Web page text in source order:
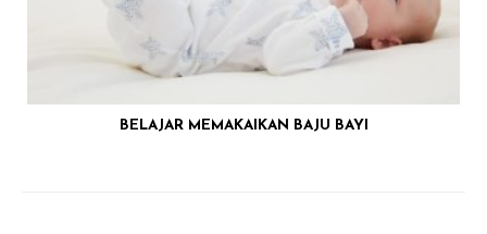
BELAJAR MEMAKAIKAN BAJU BAYI